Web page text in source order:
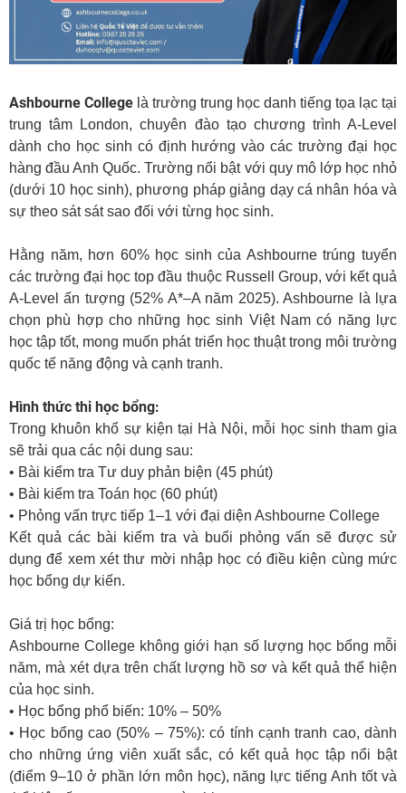
Ashbourne College là trường trung học danh tiếng tọa lạc tại
trung tâm London, chuyên đào tạo chương trình A-Level
dành cho học sinh có định hướng vào các trường đại học
hàng đầu Anh Quốc. Trường nổi bật với quy mô lớp học nhỏ
(dưới 10 học sinh), phương pháp giảng dạy cá nhân hóa và
sự theo sát sát sao đối với từng học sinh.
Hằng năm, hơn 60% học sinh của Ashbourne trúng tuyển
các trường đại học top đầu thuộc Russell Group, với kết quả
A-Level ấn tượng (52% A*–A năm 2025). Ashbourne là lựa
chọn phù hợp cho những học sinh Việt Nam có năng lực
học tập tốt, mong muốn phát triển học thuật trong môi trường
quốc tế năng động và cạnh tranh.
Hình thức thi học bổng:
Trong khuôn khổ sự kiện tại Hà Nội, mỗi học sinh tham gia
sẽ trải qua các nội dung sau:
• Bài kiểm tra Tư duy phản biện (45 phút)
• Bài kiểm tra Toán học (60 phút)
• Phỏng vấn trực tiếp 1–1 với đại diện Ashbourne College
Kết quả các bài kiểm tra và buổi phỏng vấn sẽ được sử
dụng để xem xét thư mời nhập học có điều kiện cùng mức
học bổng dự kiến.
Giá trị học bổng:
Ashbourne College không giới hạn số lượng học bổng mỗi
năm, mà xét dựa trên chất lượng hồ sơ và kết quả thể hiện
của học sinh.
• Học bổng phổ biến: 10% – 50%
• Học bổng cao (50% – 75%): có tính cạnh tranh cao, dành
cho những ứng viên xuất sắc, có kết quả học tập nổi bật
(điểm 9–10 ở phần lớn môn học), năng lực tiếng Anh tốt và